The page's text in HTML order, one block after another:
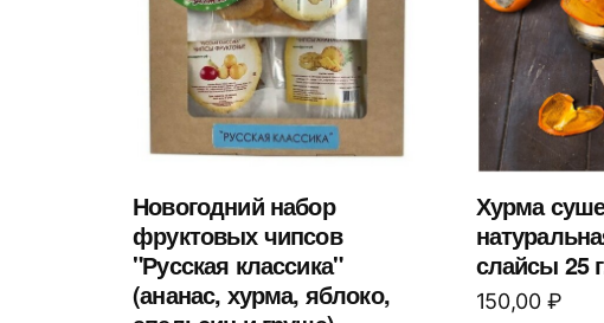
Новогодний набор
фруктовых чипсов
"Русская классика"
(ананас, хурма, яблоко,
Хурма
слайсы 25
150,00 ₽